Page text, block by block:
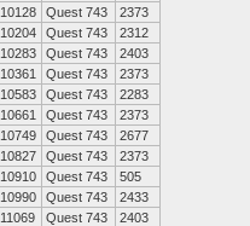
10128 Quest 743
2373
10204 Quest 743
2312
10283 Quest 743
2403
10361 Quest 743
2373
10583 Quest 743
2283
10661 Quest 743
2373
10749 Quest 743
2677
10827 Quest 743
2373
10910 Quest 743
505
10990 Quest 743
2433
11069 Quest 743
2403